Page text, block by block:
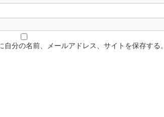
分の名前、メールアドレス、サイトを保存する。